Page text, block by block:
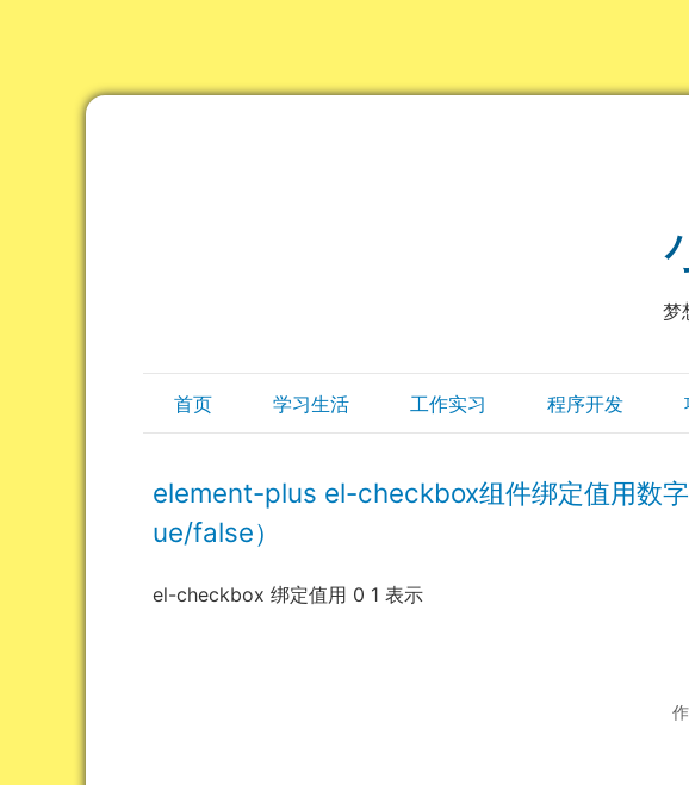
梦
首页 学习生活 工作实习 程序开发
element-plus el-checkbox组件绑定值用数
ue/false）
el-checkbox 绑定值用 0 1 表示